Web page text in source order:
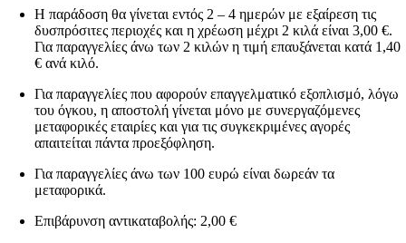
Η παράδοση θα γίνεται εντός 2 – 4 ημερών με εξαίρεση τις
δυσπρόσιτες περιοχές και η χρέωση μέχρι 2 κιλά είναι 3,00 €.
Για παραγγελίες άνω των 2 κιλών η τιμή επαυξάνεται κατά 1,40
€ ανά κιλό.
Για παραγγελίες που αφορούν επαγγελματικό εξοπλισμό, λόγω
του όγκου, η αποστολή γίνεται μόνο με συνεργαζόμενες
μεταφορικές εταιρίες και για τις συγκεκριμένες αγορές
απαιτείται πάντα προεξόφληση.
Για παραγγελίες άνω των 100 ευρώ είναι δωρεάν τα
μεταφορικά.
Επιβάρυνση αντικαταβολής: 2,00 €